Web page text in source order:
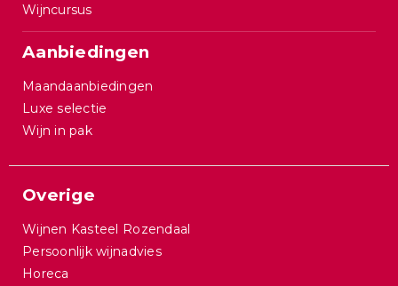
Wijncursus
Aanbiedingen
Maandaanbiedingen
Luxe selectie
Wijn in pak
Overige
Wijnen Kasteel Rozendaal
Persoonlijk wijnadvies
Horeca